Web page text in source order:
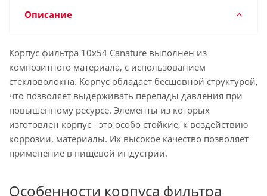
Описание
Корпус фильтра 10х54 Canature выполнен из
композитного материала, с использованием
стекловолокна. Корпус обладает бесшовной структурой,
что позволяет выдерживать перепады давления при
повышенному ресурсе. Элементы из которых
изготовлен корпус - это особо стойкие, к воздействию
коррозии, материалы. Их высокое качество позволяет
применение в пищевой индустрии.
Особенности корпуса фильтра